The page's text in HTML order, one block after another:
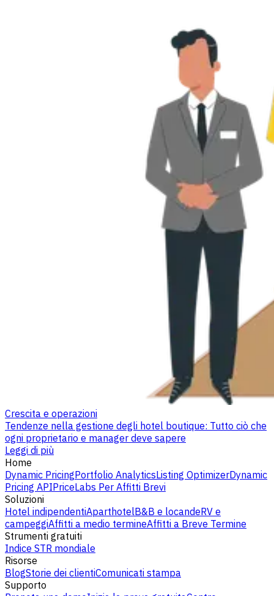
Crescita e operazioni
Tendenze nella gestione degli hotel boutique: Tutto ciò che
ogni proprietario e manager deve sapere
Leggi di più
Home
Dynamic PricingPortfolio AnalyticsListing OptimizerDynamic
Pricing APIPriceLabs Per Affitti Brevi
Soluzioni
Hotel indipendentiAparthotelB&B e locandeRV e
campeggiAffitti a medio termineAffitti a Breve Termine
Strumenti gratuiti
Indice STR mondiale
Risorse
BlogStorie dei clientiComunicati stampa
Supporto